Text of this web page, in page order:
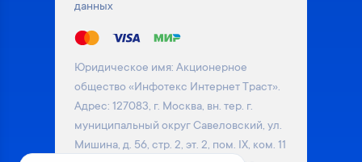
данных
Юридическое имя: Акционерное
общество «Инфотекс Интернет Траст».
Адрес: 127083, г. Москва, вн. тер. г.
муниципальный округ Савеловский, ул.
Мишина, д. 56, стр. 2, эт. 2, пом. IX, ком. 11